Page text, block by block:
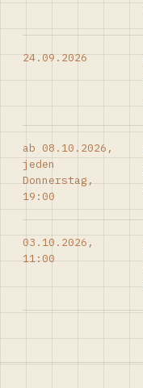
24.09.2026
ab 08.10.2026,
jeden
Donnerstag,
19:00
03.10.2026,
11:00